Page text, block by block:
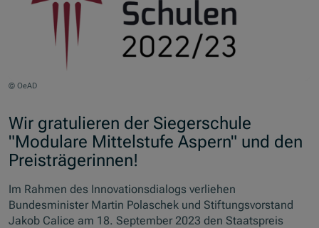
© OeAD
Wir gratulieren der Siegerschule
"Modulare Mittelstufe Aspern" und den
Preisträgerinnen!
Im Rahmen des Innovationsdialogs verliehen
Bundesminister Martin Polaschek und Stiftungsvorstand
Jakob Calice am 18. September 2023 den Staatspreis